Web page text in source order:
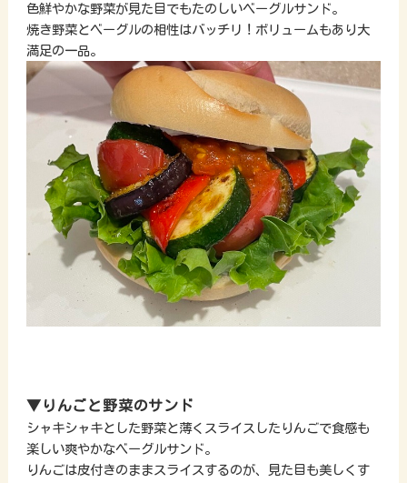
色鮮やかな野菜が見た目でもたのしいベーグルサンド。
焼き野菜とベーグルの相性はバッチリ！ボリュームもあり大
満足の一品。
▼りんごと野菜のサンド
シャキシャキとした野菜と薄くスライスしたりんごで食感も
楽しい爽やかなベーグルサンド。
りんごは皮付きのままスライスするのが、見た目も美しくす